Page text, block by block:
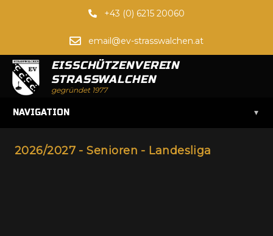
+43 (0) 6215 20060
email@ev-strasswalchen.at
EISSCHÜTZENVEREIN
STRASSWALCHEN
gegründet 1977
NAVIGATION ▾
2026/2027 - Senioren - Landesliga